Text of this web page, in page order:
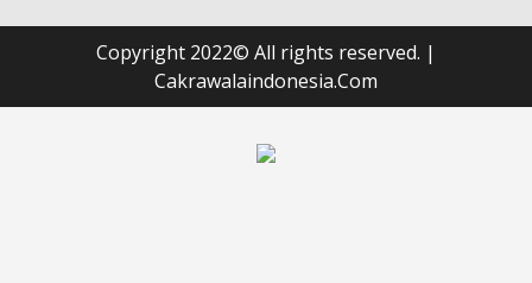
Copyright 2022© All rights reserved. |
Cakrawalaindonesia.Com